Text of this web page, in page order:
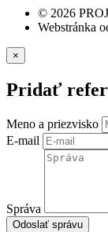
© 2026
Webstránka
×
Pridať
Meno a priezvisko
E-mail
Správa
Odoslať správu